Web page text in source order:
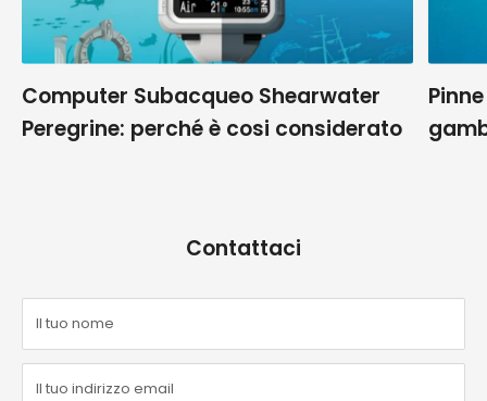
Computer Subacqueo Shearwater
Peregrine: perché è cosi considerato
Contattaci
Il tuo nome
Il tuo indirizzo email